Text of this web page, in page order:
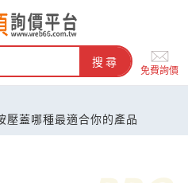
詢價平台搜尋
免費詢價
蓋哪種最適合你的產品